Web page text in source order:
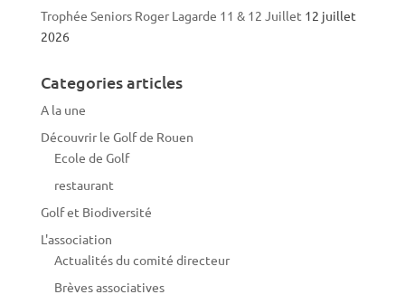
Trophée Seniors Roger Lagarde 11 & 12 Juillet 12 juillet
2026
Categories articles
A la une
Découvrir le Golf de Rouen
Ecole de Golf
restaurant
Golf et Biodiversité
L'association
Actualités du comité directeur
Brèves associatives